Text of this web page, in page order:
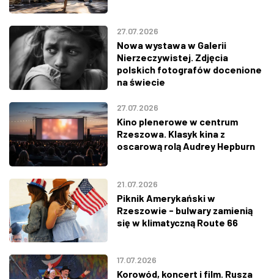
27.07.2026
Nowa wystawa w Galerii
Nierzeczywistej. Zdjęcia
polskich fotografów docenione
na świecie
27.07.2026
Kino plenerowe w centrum
Rzeszowa. Klasyk kina z
oscarową rolą Audrey Hepburn
21.07.2026
Piknik Amerykański w
Rzeszowie - bulwary zamienią
się w klimatyczną Route 66
17.07.2026
Korowód, koncert i film. Rusza